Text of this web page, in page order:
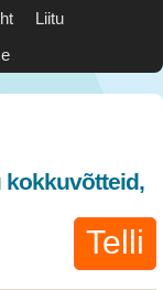
Liitu
kokkuvõtteid,
Telli